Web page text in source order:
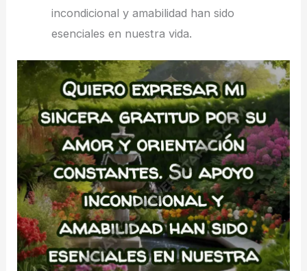
incondicional y amabilidad han sido
esenciales en nuestra vida.